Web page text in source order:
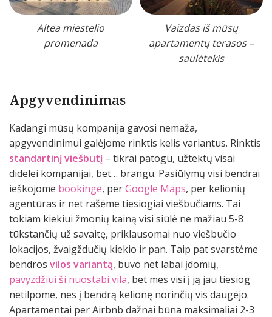
Altea miestelio
promenada
Vaizdas iš mūsų
apartamentų terasos –
saulėtekis
Apgyvendinimas
Kadangi mūsų kompanija gavosi nemaža,
apgyvendinimui galėjome rinktis kelis variantus. Rinktis
standartinį viešbutį – tikrai patogu, užtektų visai
didelei kompanijai, bet… brangu. Pasiūlymų visi bendrai
ieškojome bookinge, perGoogle Maps, per kelionių
agentūras ir net rašėme tiesiogiai viešbučiams. Tai
tokiam kiekiui žmonių kainą visi siūlė ne mažiau 5-8
tūkstančių už savaitę, priklausomai nuo viešbučio
lokacijos, žvaigždučių kiekio ir pan. Taip pat svarstėme
bendros vilos variantą, buvo net labai įdomių,
pavyzdžiui ši nuostabi vila, bet mes visi į ją jau tiesiog
netilpome, nes į bendrą kelionę norinčių vis daugėjo.
Apartamentai per Airbnb dažnai būna maksimaliai 2-3